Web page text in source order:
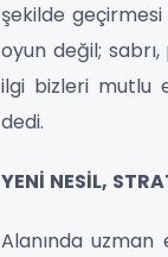
şekilde geçirmesi
oyun değil;
ilgi bizleri mutlu
dedi.
YENİ NESİL,
Alanında